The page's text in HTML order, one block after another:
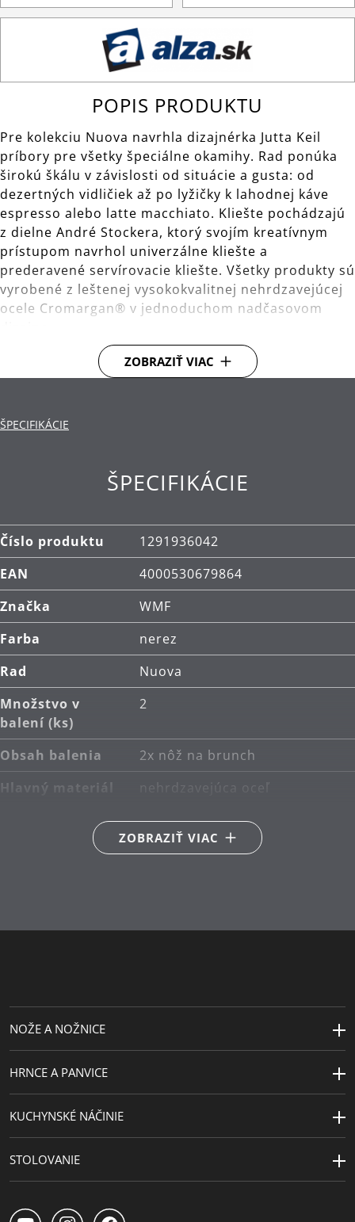
POPIS PRODUKTU
Pre kolekciu Nuova navrhla dizajnérka Jutta Keil
príbory pre všetky špeciálne okamihy. Rad ponúka
širokú škálu v závislosti od situácie a gusta: od
dezertných vidličiek až po lyžičky k lahodnej káve
espresso alebo latte macchiato. Kliešte pochádzajú
z dielne André Stockera, ktorý svojím kreatívnym
prístupom navrhol univerzálne kliešte a
prederavené servírovacie kliešte. Všetky produkty sú
vyrobené z leštenej vysokokvalitnej nehrdzavejúcej
ocele Cromargan® v jednoduchom nadčasovom
Materiál: vysokokvalitná nehrdzavejúca oceľ
odolnosťou voči potravinovým kyselinám, korózii
Čistenie: je možné umývať v umývačke.
ZOBRAZIŤ VIAC
ŠPECIFIKÁCIE
ŠPECIFIKÁCIE
Číslo produktu
1291936042
EAN
4000530679864
Značka
WMF
Farba
nerez
Rad
Nuova
Množstvo v
balení (ks)
2
Obsah balenia
2x nôž na brunch
Hlavný materiál
nehrdzavejúca oceľ
Starostlivosť o
možno umývať v umývačke
ZOBRAZIŤ VIAC
NOŽE A NOŽNICE
HRNCE A PANVICE
KUCHYNSKÉ NÁČINIE
STOLOVANIE